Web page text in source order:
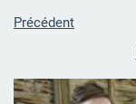
Précédent